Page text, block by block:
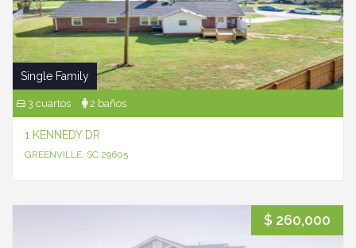
Single Family
3 cuartos 2 baños
1 KENNEDY DR
GREENVILLE, SC 29605
$ 260,000